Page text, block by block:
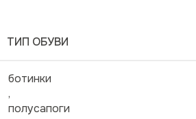
ТИП ОБУВИ
ботинки
,
полусапоги